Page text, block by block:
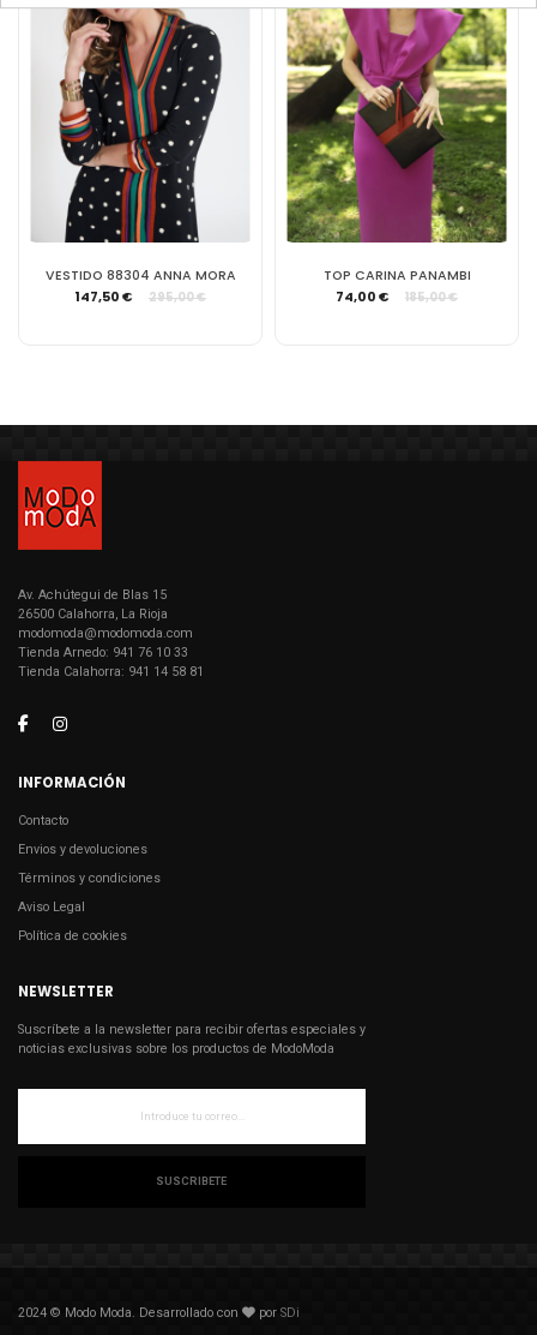
VESTIDO 88304 ANNA MORA
147,50 €
295,00 €
TOP CARINA PANAMBI
74,00 €
185,00 €
Av. Achútegui de Blas 15
26500 Calahorra, La Rioja
modomoda@modomoda.com
Tienda Arnedo: 941 76 10 33
Tienda Calahorra: 941 14 58 81
INFORMACIÓN
Contacto
Envios y devoluciones
Términos y condiciones
Aviso Legal
Política de cookies
NEWSLETTER
Suscríbete a la newsletter para recibir ofertas especiales y
noticias exclusivas sobre los productos de ModoModa
SUSCRIBETE
2024 © Modo Moda. Desarrollado con por SDi